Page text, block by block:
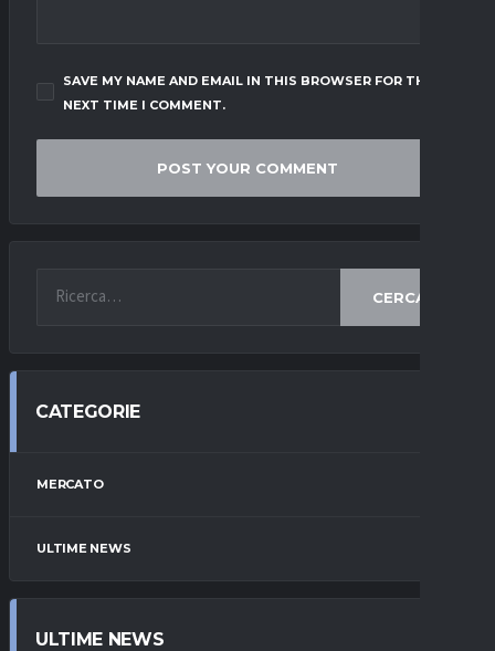
SAVE MY NAME AND EMAIL IN THIS BROWSER FOR THE
NEXT TIME I COMMENT.
CERCA
CATEGORIE
MERCATO
ULTIME NEWS
ULTIME NEWS